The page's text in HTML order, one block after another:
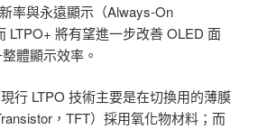
率與永遠顯示（Always-On
LTPO+ 將有望進一步改善 OLED 面
體顯示效率。
行 LTPO 技術主要是在切換用的薄膜
，TFT）採用氧化物材料；而